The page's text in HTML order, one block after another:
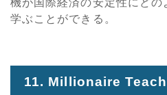
機が国際経済の安定性にどの
学ぶことができる。
11. Millionaire